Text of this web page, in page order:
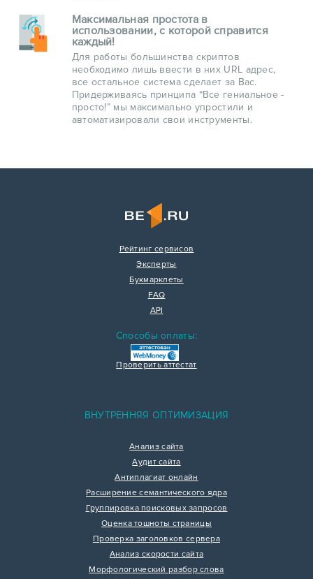
Максимальная простота в
использовании, с которой справится
каждый!
Для работы большинства скриптов
необходимо лишь ввести в них URL адрес,
все остальное система сделает за Вас.
Придерживаясь принципа “Все гениальное -
просто!” мы максимально упростили и
автоматизировали свои инструменты.
Рейтинг сервисов
Эксперты
Букмарклеты
FAQ
API
Способы оплаты:
Проверить аттестат
ВНУТРЕННЯЯ ОПТИМИЗАЦИЯ
Анализ сайта
Аудит сайта
Антиплагиат онлайн
Расширение семантического ядра
Группировка поисковых запросов
Оценка тошноты страницы
Проверка заголовков сервера
Анализ скорости сайта
Морфологический разбор слова